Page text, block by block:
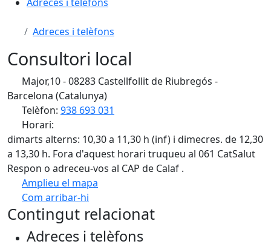
Adreces i telèfons
Consultori local
Major,10 - 08283 Castellfollit de Riubregós -
Barcelona (Catalunya)
Telèfon: 938 693 031
Horari:
dimarts alterns: 10,30 a 11,30 h (inf) i dimecres. de 12,30
a 13,30 h. Fora d'aquest horari truqueu al 061 CatSalut
Respon o adreceu-vos al CAP de Calaf .
Amplieu el mapa
Com arribar-hi
+
−
Contingut relacionat
Adreces i telèfons